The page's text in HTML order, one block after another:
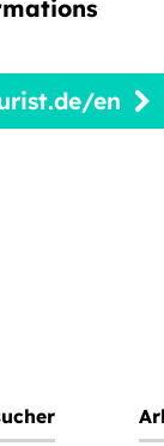
en